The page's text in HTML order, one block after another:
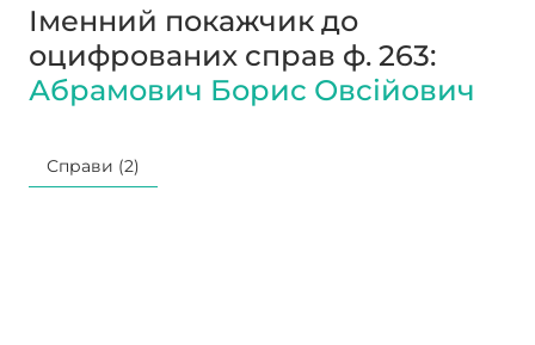
Іменний покажчик до
оцифрованих справ ф. 263:
Абрамович Борис Овсійович
Справи (2)